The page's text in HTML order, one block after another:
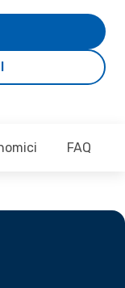
FAQ